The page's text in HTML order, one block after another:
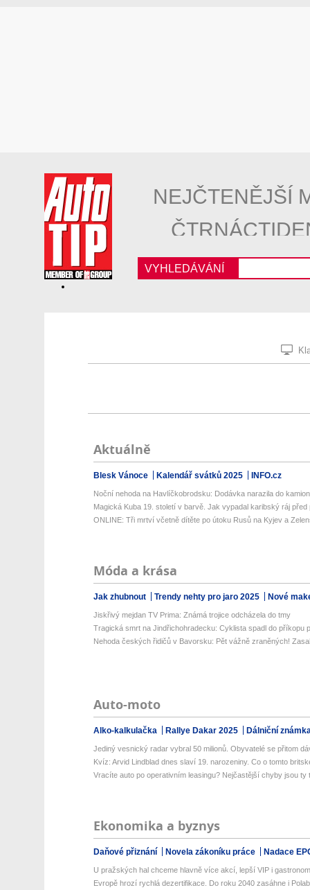
NEJČTENĚJŠÍ
VYHLEDÁVÁNÍ
Aktuálně
Blesk Vánoce Kalendář svátků 2025 INFO.cz
Noční nehoda na Havlíčkobrodsku: Dodávka narazila do
Magická Kuba 19. století v barvě. Jak vypadal karibský ráj před
ONLINE: Tři mrtví včetně dítěte po útoku Rusů na Kyjev a
Móda a krása
Jak zhubnout Trendy nehty pro jaro 2025 Nové
Jiskřivý mejdan TV Prima: Známá trojice odcházela do tmy
Tragická smrt na Jindřichohradecku: Cyklista spadl do příkopu
Nehoda českých řidičů v Bavorsku: Pět vážně zraněných!
Auto-moto
Alko-kalkulačka Rallye Dakar 2025 Dálniční
Jediný vesnický radar vybral 50 milionů. Obyvatelé se přitom
Kvíz: Arvid Lindblad dnes slaví 19. narozeniny. Co o tomto
Vracíte auto po operativním leasingu? Nejčastější chyby jsou ty
Ekonomika a byznys
Daňové přiznání Novela zákoníku práce Nadace
U pražských hal chceme hlavně více akcí, lepší VIP i
Evropě hrozí rychlá dezertifikace. Do roku 2040 zasáhne i